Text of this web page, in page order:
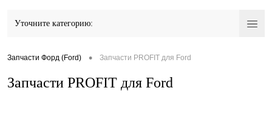
Уточните категорию:
Запчасти Форд (Ford) • Запчасти PROFIT для Ford
Запчасти PROFIT для Ford